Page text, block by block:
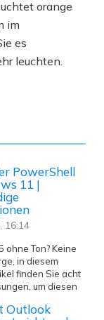
orange
im
es
leuchten.
PowerShell
11 |
16:14
ohne Ton? Keine
in diesem
finden Sie acht
um diesen
Outlook